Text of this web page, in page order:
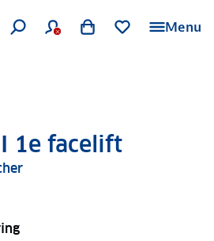
Menu
1e facelift